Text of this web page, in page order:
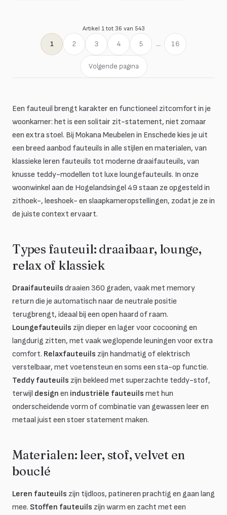
Artikel 1 tot 36 van 543
1 2 3 4 5 ... 16
Volgende pagina
Een fauteuil brengt karakter en functioneel zitcomfort in je
woonkamer: het is een solitair zit-statement, niet zomaar
een extra stoel. Bij Mokana Meubelen in Enschede kies je uit
een breed aanbod fauteuils in alle stijlen en materialen, van
klassieke leren fauteuils tot moderne draaifauteuils, van
knusse teddy-modellen tot luxe loungefauteuils. In onze
woonwinkel aan de Hogelandsingel 49 staan ze opgesteld in
zithoek-, leeshoek- en slaapkameropstellingen, zodat je ze in
de juiste context ervaart.
Types fauteuil: draaibaar, lounge,
relax of klassiek
Draaifauteuils draaien 360 graden, vaak met memory
return die je automatisch naar de neutrale positie
terugbrengt, ideaal bij een open haard of raam.
Loungefauteuils zijn dieper en lager voor cocooning en
langdurig zitten, met vaak weglopende leuningen voor extra
comfort. Relaxfauteuils zijn handmatig of elektrisch
verstelbaar, met voetensteun en soms een sta-op functie.
Teddy fauteuils zijn bekleed met superzachte teddy-stof,
terwijl design en industriële fauteuils met hun
onderscheidende vorm of combinatie van gewassen leer en
metaal juist een stoer statement maken.
Materialen: leer, stof, velvet en
bouclé
Leren fauteuils zijn tijdloos, patineren prachtig en gaan lang
mee. Stoffen fauteuils zijn warm en zacht met een